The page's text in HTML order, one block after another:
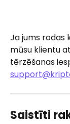
Ja jums rodas
mūsu klientu
tērzēšanas
Saistīti